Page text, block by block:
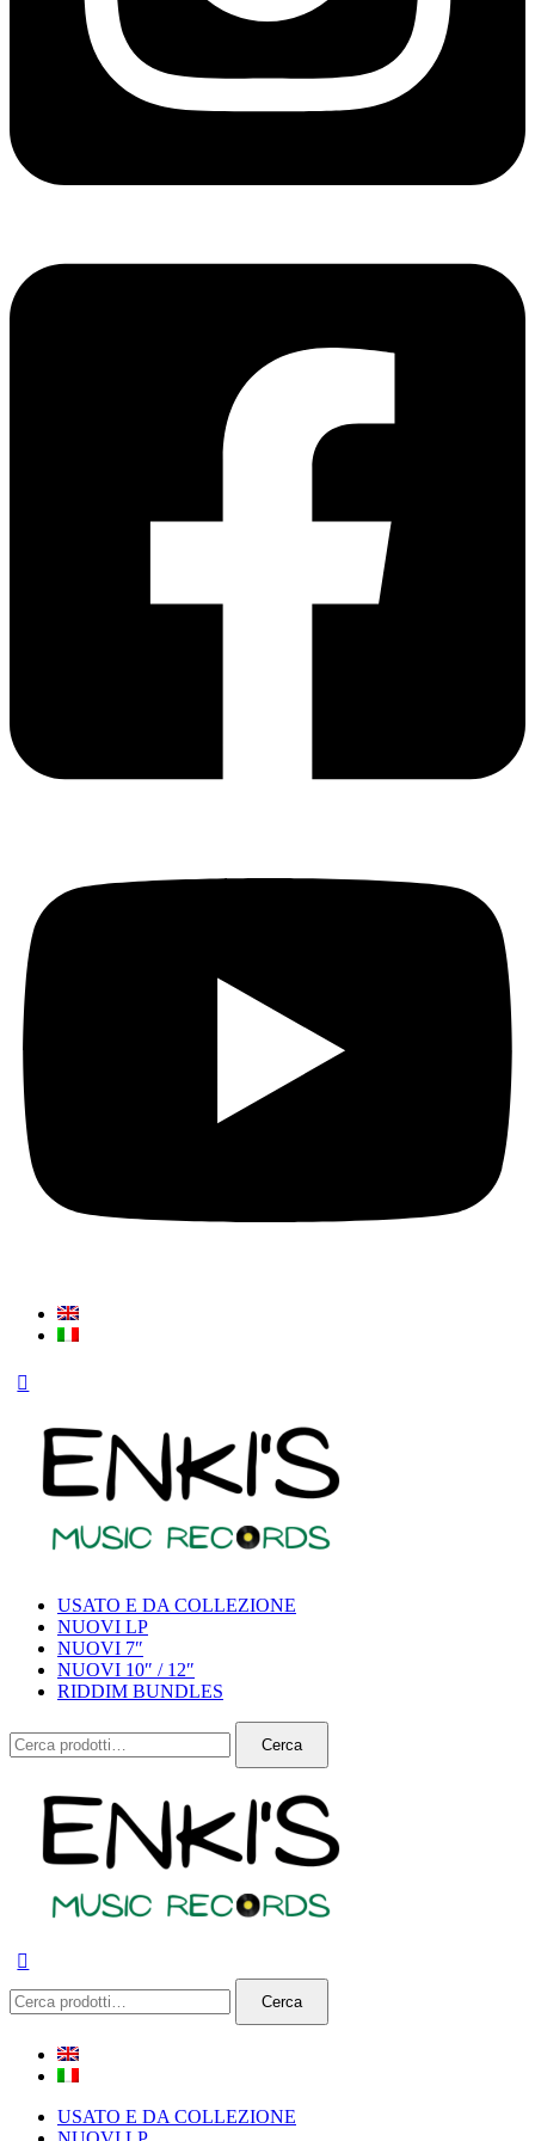
USATO E DA COLLEZIONE
NUOVI LP
NUOVI 7″
NUOVI 10″ / 12″
RIDDIM BUNDLES
Cerca:
Cerca
Cerca:
Cerca
USATO E DA COLLEZIONE